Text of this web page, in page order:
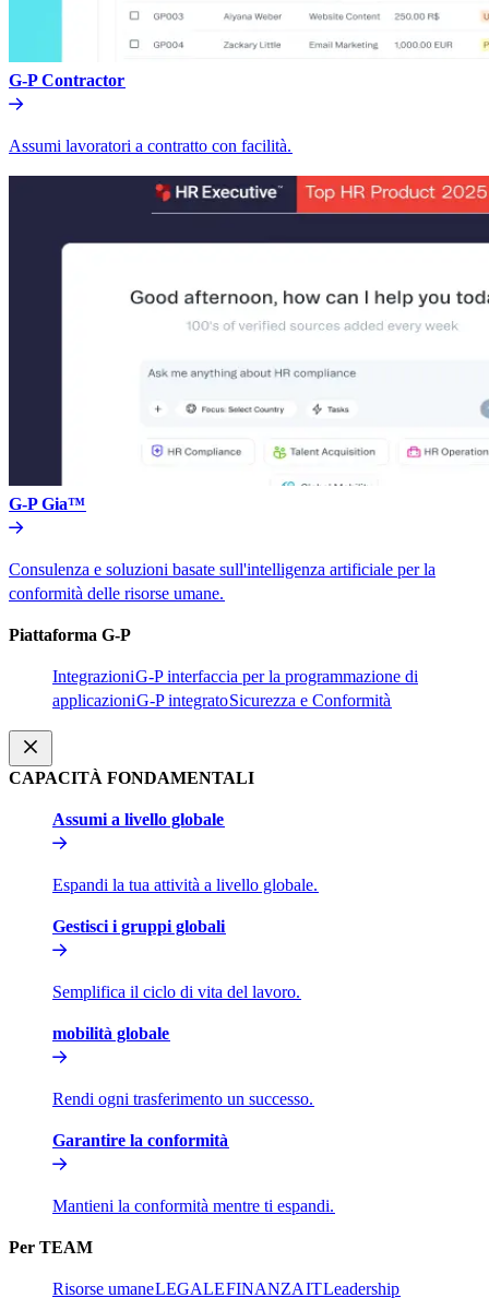
G-P Contractor​​
Assumi lavoratori a contratto con facilità.​​
G-P Gia™​​
Consulenza e soluzioni basate sull'intelligenza artificiale per la
conformità delle risorse umane.​​
Piattaforma G-P​​
Integrazioni​​G-P interfaccia per la programmazione di
applicazioni​​G-P integrato​​Sicurezza e Conformità​​
CAPACITÀ FONDAMENTALI​​
Assumi a livello globale​​
Espandi la tua attività a livello globale.​​
Gestisci i gruppi globali​​
Semplifica il ciclo di vita del lavoro.​​
mobilità globale​​
Rendi ogni trasferimento un successo.​​
Garantire la conformità​​
Mantieni la conformità mentre ti espandi.​​
Per TEAM​​
Risorse umane​​LEGALE​​FINANZA​​IT​​Leadership​​